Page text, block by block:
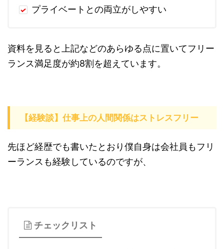
プライベートとの両立がしやすい
資料を見ると上記などのあらゆる点に置いてフリー
ランス満足度が約8割を超えています。
【経験談】仕事上の人間関係はストレスフリー
先ほど経歴でも書いたとおり僕自身は会社員もフリ
ーランスも経験しているのですが、
チェックリスト